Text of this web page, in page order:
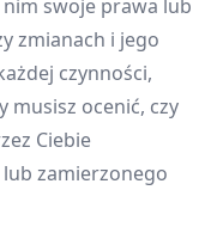
swoje prawa lub
zmianach i jego
czynności,
musisz ocenić, czy
Ciebie
zamierzonego